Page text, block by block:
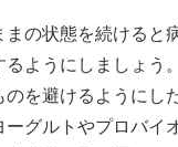
の状態を続けると
ようにしましょ
を避けるようにし
グルトやプロバ